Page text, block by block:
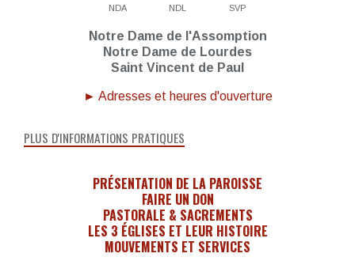
NDA NDL SVP
Notre Dame de l'Assomption
Notre Dame de Lourdes
Saint Vincent de Paul
► Adresses et heures d'ouverture
PLUS D'INFORMATIONS PRATIQUES
PRÉSENTATION DE LA PAROISSE
FAIRE UN DON
PASTORALE & SACREMENTS
LES 3 ÉGLISES ET LEUR HISTOIRE
MOUVEMENTS ET SERVICES